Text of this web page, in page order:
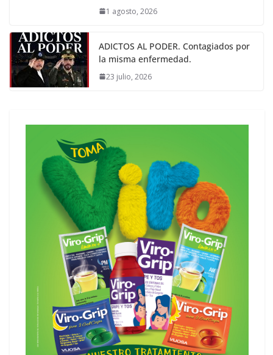
1 agosto, 2026
ADICTOS AL PODER. Contagiados por
la misma enfermedad.
23 julio, 2026